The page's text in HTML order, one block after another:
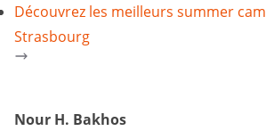
Découvrez les meilleurs summer
Strasbourg
Nour H. Bakhos